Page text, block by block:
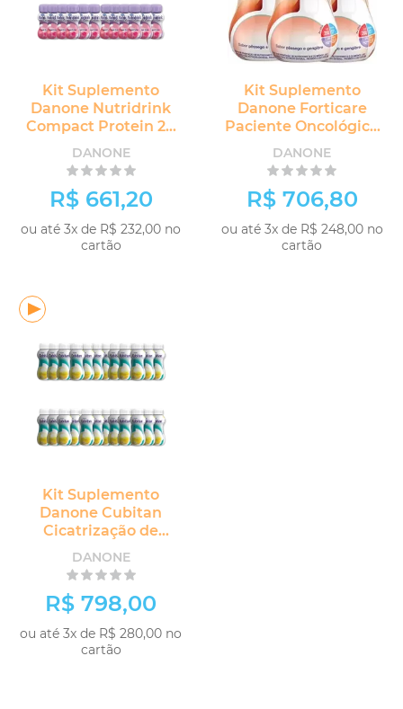
Kit Suplemento
Danone Nutridrink
Compact Protein 24
unidades
DANONE
R$ 661,20
ou até 3x de R$ 232,00 no
cartão
Kit Suplemento
Danone Forticare
Paciente Oncológico
24 unidades
DANONE
R$ 706,80
ou até 3x de R$ 248,00 no
cartão
Kit Suplemento
Danone Cubitan
Cicatrização de
Feridas 24 unidades
DANONE
R$ 798,00
ou até 3x de R$ 280,00 no
cartão